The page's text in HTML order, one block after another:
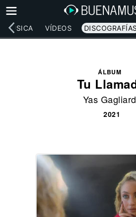
MÚSICA VÍDEOS DISCOGRAFÍAS
ÁLBUM
Tu
Yas
2021